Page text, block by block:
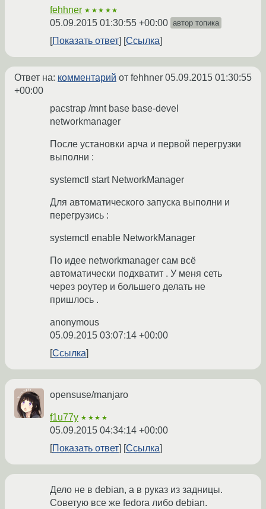
fehhner ★★★★★
05.09.2015 01:30:55 +00:00 автор топика
Показать ответ Ссылка
Ответ на: комментарий от fehhner 05.09.2015 01:30:55
+00:00
pacstrap /mnt base base-devel
networkmanager
После установки арча и первой перегрузки
выполни :
systemctl start NetworkManager
Для автоматического запуска выполни и
перегрузись :
systemctl enable NetworkManager
По идее networkmanager сам всё
автоматически подхватит . У меня сеть
через роутер и большего делать не
пришлось .
anonymous
05.09.2015 03:07:14 +00:00
Ссылка
opensuse/manjaro
f1u77y ★★★★
05.09.2015 04:34:14 +00:00
Показать ответ
Ссылка
Дело не в debian, а в руказ из задницы.
Советую все же fedora либо debian.